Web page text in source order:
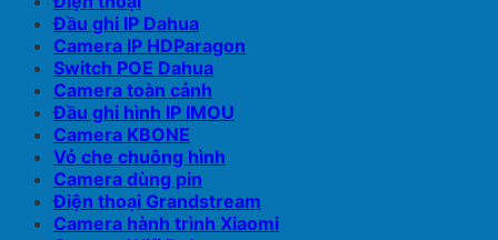
Đầu ghi IP Dahua
Camera IP HDParagon
Switch POE Dahua
Camera toàn cảnh
Đầu ghi hình IP IMOU
Camera KBONE
Vỏ che chuông hình
Camera dùng pin
Điện thoại Grandstream
Camera hành trình Xiaomi